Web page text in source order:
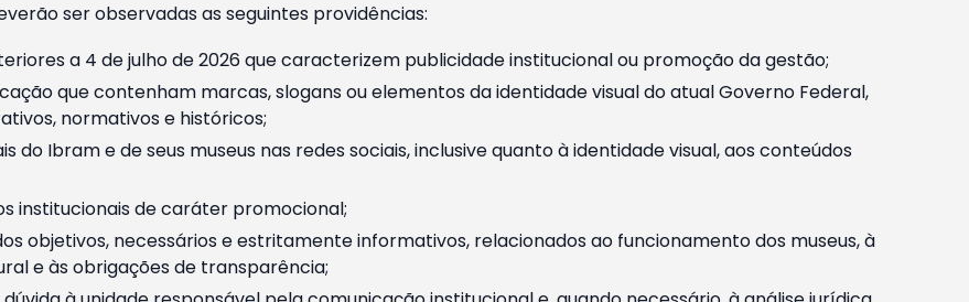
ser observadas as seguintes providências:
a 4 de julho de 2026 que caracterizem publicidade institucional ou promoção da gestão;
que contenham marcas, slogans ou elementos da identidade visual do atual Governo Federal,
normativos e históricos;
Ibram e de seus museus nas redes sociais, inclusive quanto à identidade visual, aos conteúdos
institucionais de caráter promocional;
objetivos, necessários e estritamente informativos, relacionados ao funcionamento dos museus, à
e às obrigações de transparência;